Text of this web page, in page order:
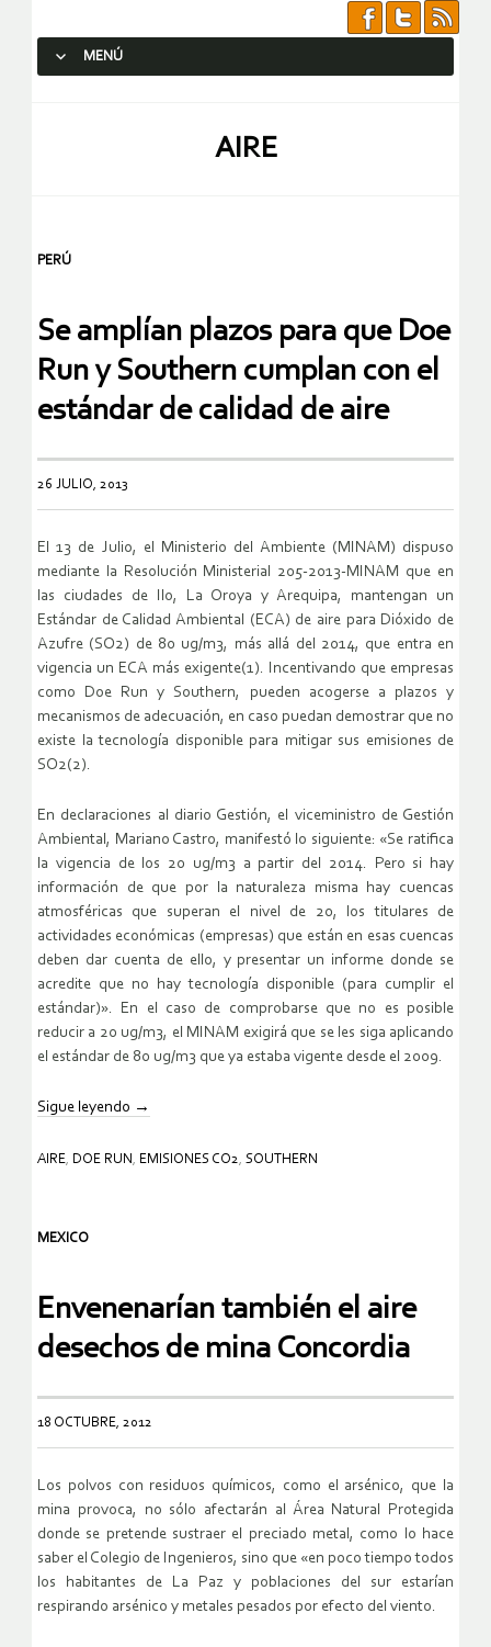
MENÚ
AIRE
PERÚ
Se amplían plazos para que Doe
Run y Southern cumplan con el
estándar de calidad de aire
26 JULIO, 2013
El 13 de Julio, el Ministerio del Ambiente (MINAM) dispuso
mediante la Resolución Ministerial 205-2013-MINAM que en
las ciudades de Ilo, La Oroya y Arequipa, mantengan un
Estándar de Calidad Ambiental (ECA) de aire para Dióxido de
Azufre (SO2) de 80 ug/m3, más allá del 2014, que entra en
vigencia un ECA más exigente(1). Incentivando que empresas
como Doe Run y Southern, pueden acogerse a plazos y
mecanismos de adecuación, en caso puedan demostrar que no
existe la tecnología disponible para mitigar sus emisiones de
SO2(2).
En declaraciones al diario Gestión, el viceministro de Gestión
Ambiental, Mariano Castro, manifestó lo siguiente: «Se ratifica
la vigencia de los 20 ug/m3 a partir del 2014. Pero si hay
información de que por la naturaleza misma hay cuencas
atmosféricas que superan el nivel de 20, los titulares de
actividades económicas (empresas) que están en esas cuencas
deben dar cuenta de ello, y presentar un informe donde se
acredite que no hay tecnología disponible (para cumplir el
estándar)». En el caso de comprobarse que no es posible
reducir a 20 ug/m3, el MINAM exigirá que se les siga aplicando
el estándar de 80 ug/m3 que ya estaba vigente desde el 2009.
Sigue leyendo →
AIRE, DOE RUN , EMISIONES CO2, SOUTHERN
MEXICO
Envenenarían también el aire
desechos de mina Concordia
18 OCTUBRE, 2012
Los polvos con residuos químicos, como el arsénico, que la
mina provoca, no sólo afectarán al Área Natural Protegida
donde se pretende sustraer el preciado metal, como lo hace
saber el Colegio de Ingenieros, sino que «en poco tiempo todos
los habitantes de La Paz y poblaciones del sur estarían
respirando arsénico y metales pesados por efecto del viento.